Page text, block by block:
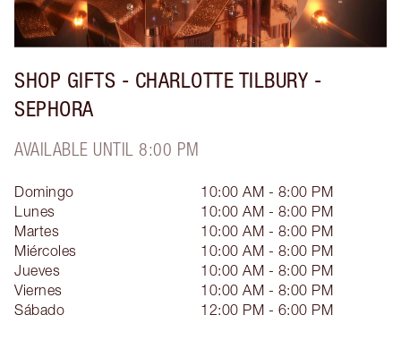
SHOP GIFTS - CHARLOTTE TILBURY -
SEPHORA
AVAILABLE UNTIL 8:00 PM
Domingo
10:00 AM - 8:00 PM
Lunes
10:00 AM - 8:00 PM
Martes
10:00 AM - 8:00 PM
Miércoles
10:00 AM - 8:00 PM
Jueves
10:00 AM - 8:00 PM
Viernes
10:00 AM - 8:00 PM
Sábado
12:00 PM - 6:00 PM